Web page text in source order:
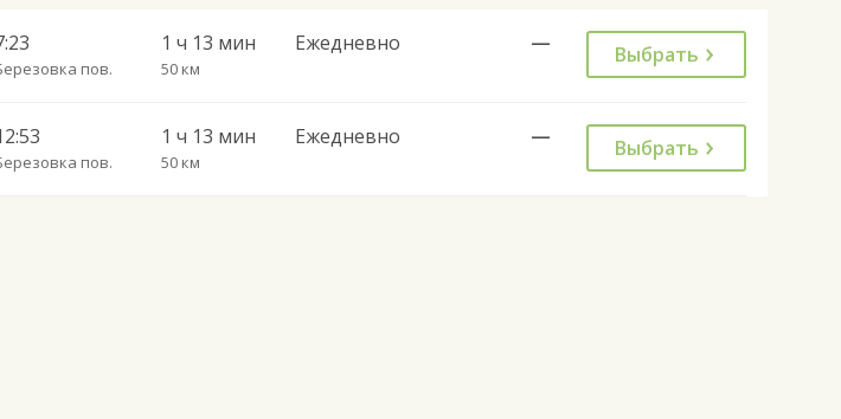
пов.
1 ч 13 мин
50 км
Ежедневно — Выбрать
пов.
1 ч 13 мин
50 км
Ежедневно — Выбрать